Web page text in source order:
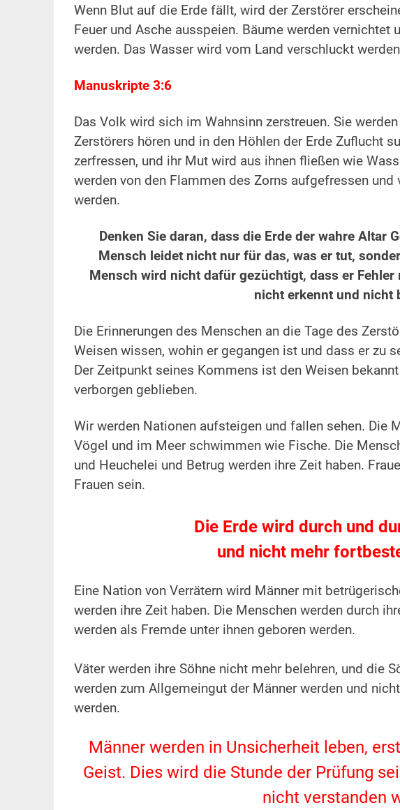
Wenn Blut auf die Erde fällt, wird der Zerstörer
Feuer und Asche ausspeien. Bäume werden vernichtet
werden. Das Wasser wird vom Land verschluckt
Manuskripte 3:6
Das Volk wird sich im Wahnsinn zerstreuen. Sie
Zerstörers hören und in den Höhlen der Erde Zuflucht
zerfressen, und ihr Mut wird aus ihnen fließen wie
werden von den Flammen des Zorns aufgefressen
werden.
Denken Sie daran, dass die Erde der wahre Altar
Mensch leidet nicht nur für das, was er tut,
Mensch wird nicht dafür gezüchtigt, dass er
nicht erkennt und nicht
Die Erinnerungen des Menschen an die Tage des
Weisen wissen, wohin er gegangen ist und dass er zu
Der Zeitpunkt seines Kommens ist den Weisen
verborgen geblieben.
Wir werden Nationen aufsteigen und fallen sehen. Die
Vögel und im Meer schwimmen wie Fische. Die
und Heuchelei und Betrug werden ihre Zeit haben.
Frauen sein.
Die Erde wird durch und
und nicht mehr
Eine Nation von Verrätern wird Männer mit
werden ihre Zeit haben. Die Menschen werden durch
werden als Fremde unter ihnen geboren werden.
Väter werden ihre Söhne nicht mehr belehren, und die
werden zum Allgemeingut der Männer werden und
werden.
Männer werden in Unsicherheit leben,
Geist. Dies wird die Stunde der Prüfung
nicht verstanden